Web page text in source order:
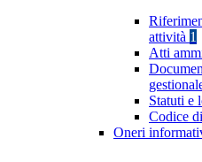
attività 1
Atti
Statuti e
Codice
Oneri